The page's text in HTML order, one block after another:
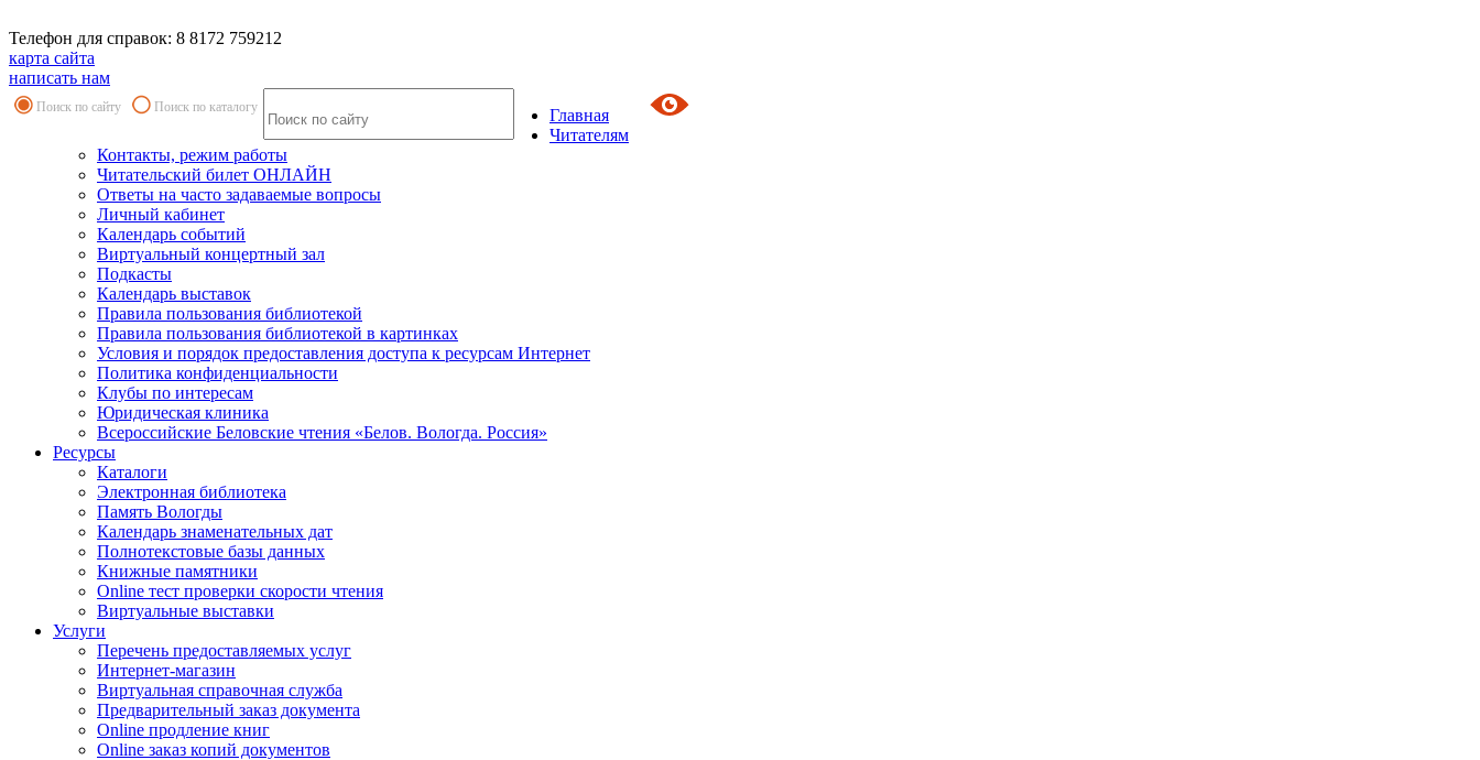
Телефон для справок: 8 8172 759212
карта сайта
написать нам
Поиск по сайту Поиск по каталогу
Главная
Читателям
Контакты, режим работы
Читательский билет ОНЛАЙН
Ответы на часто задаваемые вопросы
Личный кабинет
Календарь событий
Виртуальный концертный зал
Подкасты
Календарь выставок
Правила пользования библиотекой
Правила пользования библиотекой в картинках
Условия и порядок предоставления доступа к ресурсам Интернет
Политика конфиденциальности
Клубы по интересам
Юридическая клиника
Всероссийские Беловские чтения «Белов. Вологда. Россия»
Ресурсы
Каталоги
Электронная библиотека
Память Вологды
Календарь знаменательных дат
Полнотекстовые базы данных
Книжные памятники
Online тест проверки скорости чтения
Виртуальные выставки
Услуги
Перечень предоставляемых услуг
Интернет-магазин
Виртуальная справочная служба
Предварительный заказ документа
Online продление книг
Online заказ копий документов